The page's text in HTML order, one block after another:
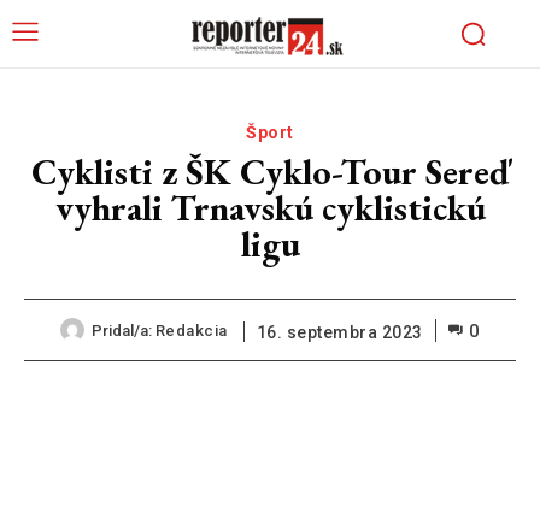
Šport
Cyklisti z ŠK Cyklo-Tour Sereď
vyhrali Trnavskú cyklistickú
ligu
Pridal/a: Redakcia 16. septembra 2023 0